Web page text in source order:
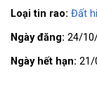
Loại tin rao: Đất
Ngày đăng: 24/
Ngày hết hạn: 21/